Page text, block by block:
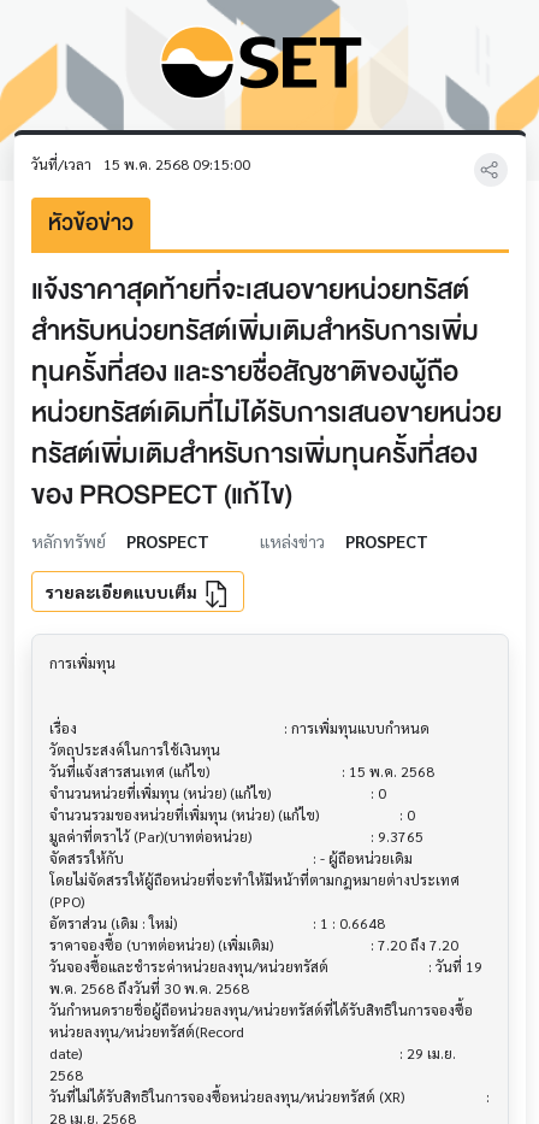
วันที่/เวลา 15 พ.ค. 2568 09:15:00
หัวข้อข่าว
แจ้งราคาสุดท้ายที่จะเสนอขายหน่วยทรัสต์
สำหรับหน่วยทรัสต์เพิ่มเติมสำหรับการเพิ่ม
ทุนครั้งที่สอง และรายชื่อสัญชาติของผู้ถือ
หน่วยทรัสต์เดิมที่ไม่ได้รับการเสนอขายหน่วย
ทรัสต์เพิ่มเติมสำหรับการเพิ่มทุนครั้งที่สอง
ของ PROSPECT (แก้ไข)
หลักทรัพย์ PROSPECT แหล่งข่าว PROSPECT
รายละเอียดแบบเต็ม
การเพิ่มทุน
เรื่อง                                  			 : การเพิ่มทุนแบบกำหนด
วัตถุประสงค์ในการใช้เงินทุน
วันที่แจ้งสารสนเทศ (แก้ไข)                			 : 15 พ.ค. 2568
จำนวนหน่วยที่เพิ่มทุน (หน่วย) (แก้ไข)         			 : 0
จำนวนรวมของหน่วยที่เพิ่มทุน (หน่วย) (แก้ไข)   			 : 0
มูลค่าที่ตราไว้ (Par)(บาทต่อหน่วย)           			 : 9.3765
จัดสรรให้กับ                           			 : - ผู้ถือหน่วยเดิม
โดยไม่จัดสรรให้ผู้ถือหน่วยที่จะทำให้มีหน้าที่ตามกฎหมายต่างประเทศ
(PPO)
อัตราส่วน (เดิม : ใหม่)                  			 : 1 : 0.6648
ราคาจองซื้อ (บาทต่อหน่วย) (เพิ่มเติม)        			 : 7.20 ถึง 7.20
วันจองซื้อและชำระค่าหน่วยลงทุน/หน่วยทรัสต์   			 : วันที่ 19
พ.ค. 2568 ถึงวันที่ 30 พ.ค. 2568
วันกำหนดรายชื่อผู้ถือหน่วยลงทุน/หน่วยทรัสต์ที่ได้รับสิทธิในการจองซื้อ
หน่วยลงทุน/หน่วยทรัสต์(Record
date)                                                                			 : 29 เม.ย.
2568
วันที่ไม่ได้รับสิทธิในการจองซื้อหน่วยลงทุน/หน่วยทรัสต์ (XR) 			 :
28 เม.ย. 2568